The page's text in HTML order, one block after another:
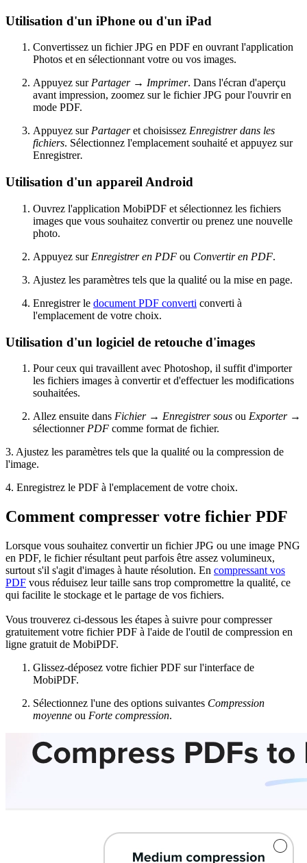
Utilisation d'un iPhone ou d'un iPad
Convertissez un fichier JPG en PDF en ouvrant l'application
Photos et en sélectionnant votre ou vos images.
Appuyez sur Partager → Imprimer. Dans l'écran d'aperçu
avant impression, zoomez sur le fichier JPG pour l'ouvrir en
mode PDF.
Appuyez sur Partageret choisissez Enregistrer dans les
fichiers. Sélectionnez l'emplacement souhaité et appuyez sur
Enregistrer.
Utilisation d'un appareil Android
Ouvrez l'application MobiPDF et sélectionnez les fichiers
images que vous souhaitez convertir ou prenez une nouvelle
photo.
Appuyez sur Enregistrer en PDF ou Convertir en PDF.
Ajustez les paramètres tels que la qualité ou la mise en page.
Enregistrer le document PDF converti converti à
l'emplacement de votre choix.
Utilisation d'un logiciel de retouche d'images
Pour ceux qui travaillent avec Photoshop, il suffit d'importer
les fichiers images à convertir et d'effectuer les modifications
souhaitées.
Allez ensuite dans Fichier → Enregistrer sous ou Exporter →
sélectionner PDF comme format de fichier.
3. Ajustez les paramètres tels que la qualité ou la compression de
l'image.
4. Enregistrez le PDF à l'emplacement de votre choix.
Comment compresser votre fichier PDF
Lorsque vous souhaitez convertir un fichier JPG ou une image PNG
en PDF, le fichier résultant peut parfois être assez volumineux,
surtout s'il s'agit d'images à haute résolution. En compressant vos
PDF vous réduisez leur taille sans trop compromettre la qualité, ce
qui facilite le stockage et le partage de vos fichiers.
Vous trouverez ci-dessous les étapes à suivre pour compresser
gratuitement votre fichier PDF à l'aide de l'outil de compression en
ligne gratuit de MobiPDF.
Glissez-déposez votre fichier PDF sur l'interface de
MobiPDF.
Sélectionnez l'une des options suivantes Compression
moyenne ou Forte compression.